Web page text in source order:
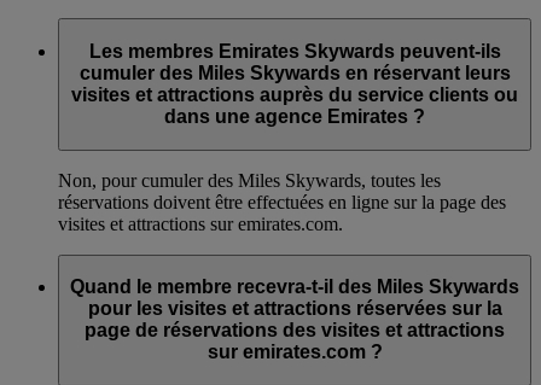
Les membres Emirates Skywards peuvent-ils
cumuler des Miles Skywards en réservant leurs
visites et attractions auprès du service clients ou
dans une agence Emirates ?
Non, pour cumuler des Miles Skywards, toutes les
réservations doivent être effectuées en ligne sur la page des
visites et attractions sur emirates.com.
Quand le membre recevra-t-il des Miles Skywards
pour les visites et attractions réservées sur la
page de réservations des visites et attractions
sur emirates.com ?